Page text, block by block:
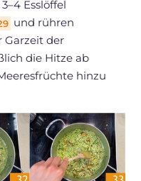
Esslöffel
und rühren
Garzeit der
die Hitze ab
hinzu